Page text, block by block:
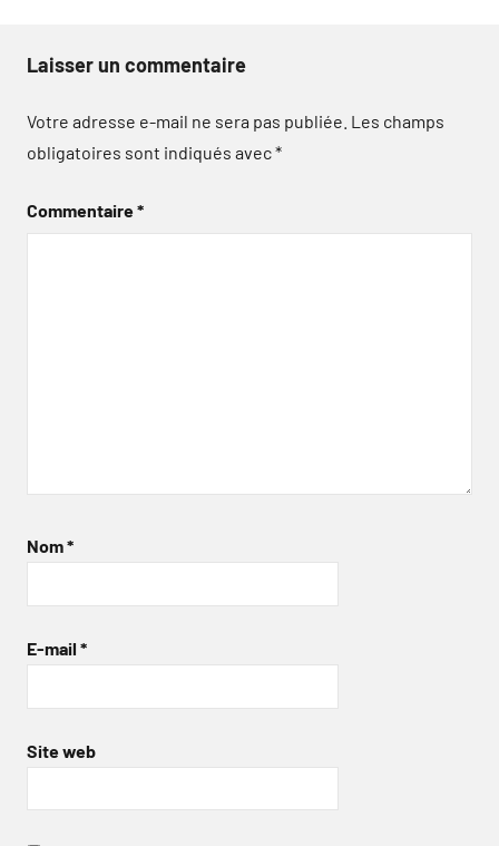
Laisser un commentaire
Votre adresse e-mail ne sera pas publiée. Les champs
obligatoires sont indiqués avec*
Commentaire*
Nom*
E-mail *
Site web